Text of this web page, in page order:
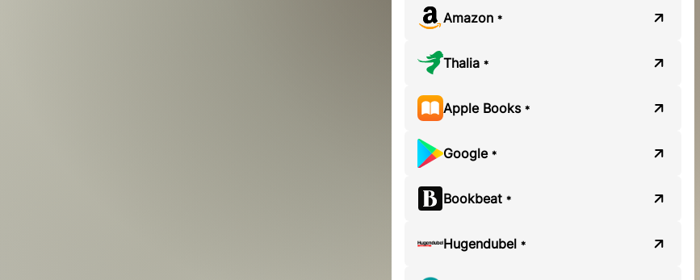
Amazon *
Thalia *
Apple Books *
Google *
Bookbeat *
Hugendubel *